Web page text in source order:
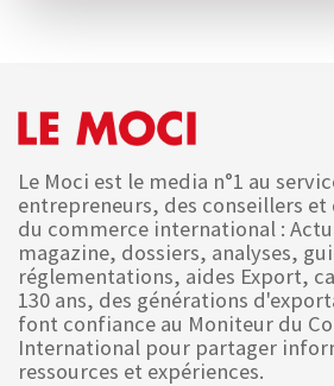
Le Moci est le media n°1 au
entrepreneurs, des conseillers
du commerce international :
magazine, dossiers, analyses,
réglementations, aides Export,
130 ans, des générations
font confiance au Moniteur du
International pour partager
ressources et expériences.